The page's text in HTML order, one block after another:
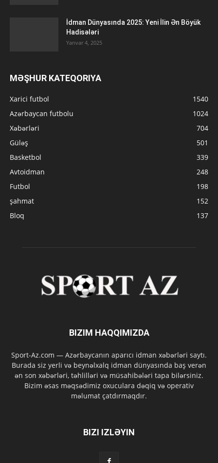
İdman Dünyasında 2025: Yeni İlin Ən Böyük
Hadisələri
Yanvar 4, 2025
MƏŞHUR KATEQORIYA
Xarici futbol
1540
Azərbaycan futbolu
1024
Xəbərləri
704
Güləş
501
Basketbol
339
Avtoidman
248
Futbol
198
şahmat
152
Bloq
137
BIZIM HAQQIMIZDA
Sport-Az.com — Azərbaycanın aparıcı idman xəbərləri saytı.
Burada siz yerli və beynəlxalq idman dünyasında baş verən
ən son xəbərləri, təhlilləri və müsahibələri tapa bilərsiniz.
Bizim əsas məqsədimiz oxuculara dəqiq və operativ
məlumat çatdırmaqdır.
BIZI IZLƏYIN